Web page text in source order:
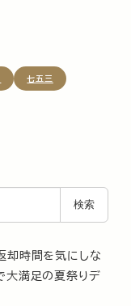
七五三
検索
却時間を気にしな
大満足の夏祭りデ